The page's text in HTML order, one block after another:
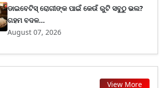
ଡାଇବେଟିସ୍ ରୋଗୀଙ୍କ ପାଇଁ କେଉଁ ରୁଟି ସବୁଠୁ ଭଲ?
ଗହମ ବଦଳ...
August 07, 2026
View More